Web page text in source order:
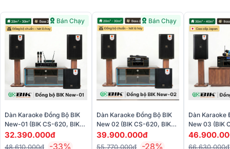
Bán Chạy
Dàn Karaoke Đồng Bộ BIK
New-01 (BIK CS-620, BIK
BDA-X33, BIK BBK-W25A,
BIK BJ-U100 II)
32.390.000đ
48.610.000đ -33%
Bán Chạy
Dàn Karaoke Đồng Bộ BIK
New 02 (BIK CS-620, BIK
VK-A52, BIK VK-R51, BIK
BBK-W25A, BIK BJ-U200)
39.900.000đ
55.770.000đ -28%
Dàn Karaoke
New 03 (BIK
VK-A52, BIK
BBK-W55A,
66.630.000đ